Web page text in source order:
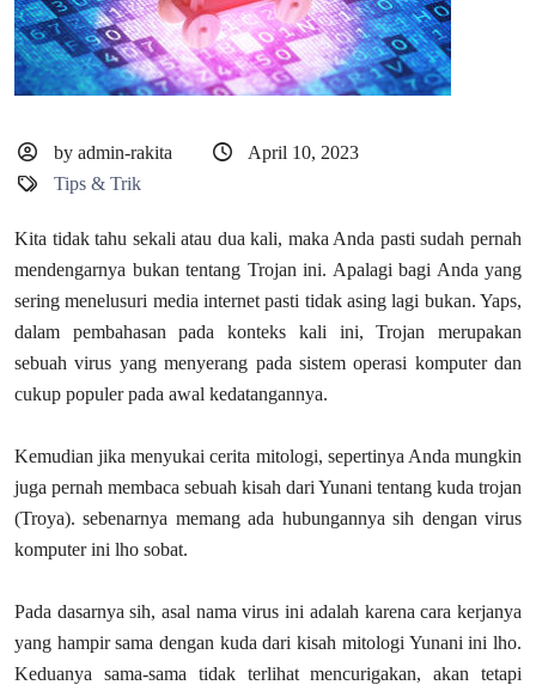
by admin-rakita
April 10, 2023
Tips & Trik
Kita tidak tahu sekali atau dua kali, maka Anda pasti sudah pernah
mendengarnya bukan tentang Trojan ini. Apalagi bagi Anda yang
sering menelusuri media internet pasti tidak asing lagi bukan. Yaps,
dalam pembahasan pada konteks kali ini, Trojan merupakan
sebuah virus yang menyerang pada sistem operasi komputer dan
cukup populer pada awal kedatangannya.
Kemudian jika menyukai cerita mitologi, sepertinya Anda mungkin
juga pernah membaca sebuah kisah dari Yunani tentang kuda trojan
(Troya). sebenarnya memang ada hubungannya sih dengan virus
komputer ini lho sobat.
Pada dasarnya sih, asal nama virus ini adalah karena cara kerjanya
yang hampir sama dengan kuda dari kisah mitologi Yunani ini lho.
Keduanya sama-sama tidak terlihat mencurigakan, akan tetapi